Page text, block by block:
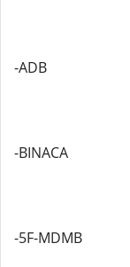
-ADB
-BINACA
-5F-MDMB